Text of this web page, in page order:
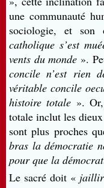
une communauté
sociologie, et son
catholique s’est
vents du monde ».
concile n’est rien
véritable concile
histoire totale ».
totale inclut les
sont plus proches
bras la démocratie
pour que la
Le sacré doit « jaillir